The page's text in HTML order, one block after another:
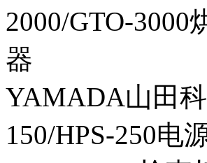
2000/GTO-3000
器
YAMADA山田
150/HPS-250电